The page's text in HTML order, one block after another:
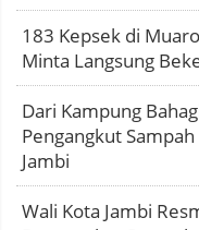
183 Kepsek di
Minta Langsung
Dari Kampung
Pengangkut
Jambi
Wali Kota Jambi